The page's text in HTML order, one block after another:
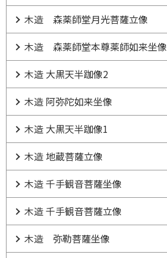
木造 森薬師堂月光菩薩立像
木造 森薬師堂本尊薬師如来坐像
木造 大黒天半跏像2
木造 阿弥陀如来坐像
木造 大黒天半跏像1
木造 地蔵菩薩立像
木造 千手観音菩薩坐像
木造 千手観音菩薩立像
木造 弥勒菩薩坐像